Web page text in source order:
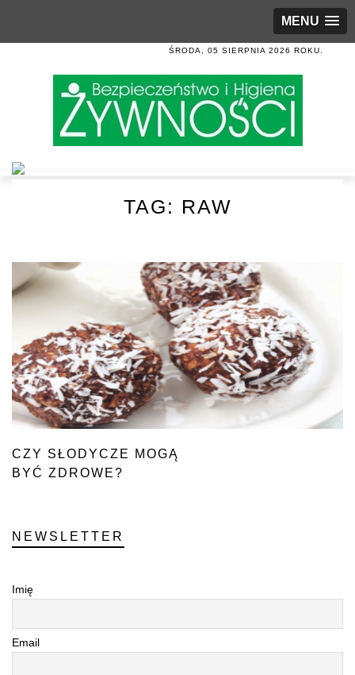
MENU
ŚRODA, 05 SIERPNIA 2026 ROKU.
TAG: RAW
CZY SŁODYCZE MOGĄ
BYĆ ZDROWE?
NEWSLETTER
Imię
Email